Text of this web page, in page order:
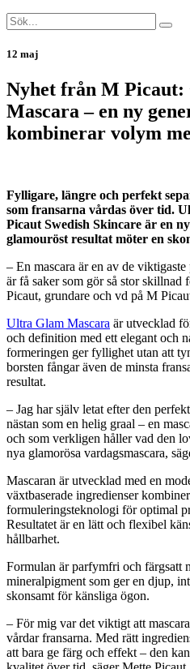
12 maj
Nyhet från M
Mascara – en ny
kombinerar volym
Fylligare, längre och perfekt
som fransarna vårdas över tid.
Picaut Swedish Skincare är en
glamouröst resultat möter en
– En mascara är en av de
är få saker som gör så stor skillnad
Picaut, grundare och vd på M
Ultra Glam Mascara är utvecklad
och definition med ett elegant och
formeringen ger fyllighet utan att
borsten fångar även de minsta
resultat.
– Jag har själv letat efter den
nästan som en helig graal – en
och som verkligen håller vad den
nya glamorösa vardagsmascara,
Mascaran är utvecklad med en
växtbaserade ingredienser
formuleringsteknologi för optimal
Resultatet är en lätt och flexibel
hållbarhet.
Formulan är parfymfri och färgsatt
mineralpigment som ger en djup,
skonsamt för känsliga ögon.
– För mig var det viktigt att
vårdar fransarna. Med rätt
att bara ge färg och effekt – den